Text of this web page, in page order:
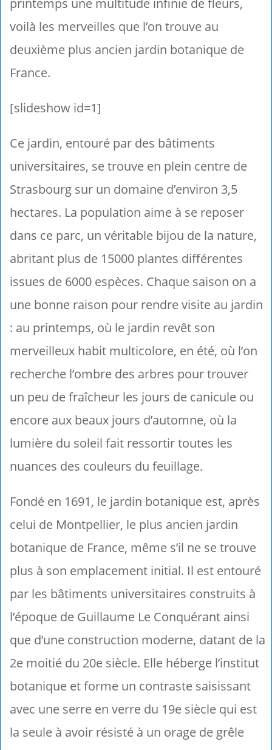
printemps une multitude infinie de fleurs,
voilà les merveilles que l’on trouve au
deuxième plus ancien jardin botanique de
France.
[slideshow id=1]
Ce jardin, entouré par des bâtiments
universitaires, se trouve en plein centre de
Strasbourg sur un domaine d’environ 3,5
hectares. La population aime à se reposer
dans ce parc, un véritable bijou de la nature,
abritant plus de 15000 plantes différentes
issues de 6000 espèces. Chaque saison on a
une bonne raison pour rendre visite au jardin
: au printemps, où le jardin revêt son
merveilleux habit multicolore, en été, où l’on
recherche l’ombre des arbres pour trouver
un peu de fraîcheur les jours de canicule ou
encore aux beaux jours d’automne, où la
lumière du soleil fait ressortir toutes les
nuances des couleurs du feuillage.
Fondé en 1691, le jardin botanique est, après
celui de Montpellier, le plus ancien jardin
botanique de France, même s’il ne se trouve
plus à son emplacement initial. Il est entouré
par les bâtiments universitaires construits à
l’époque de Guillaume Le Conquérant ainsi
que d’une construction moderne, datant de la
2e moitié du 20e siècle. Elle héberge l’institut
botanique et forme un contraste saisissant
avec une serre en verre du 19e siècle qui est
la seule à avoir résisté à un orage de grêle